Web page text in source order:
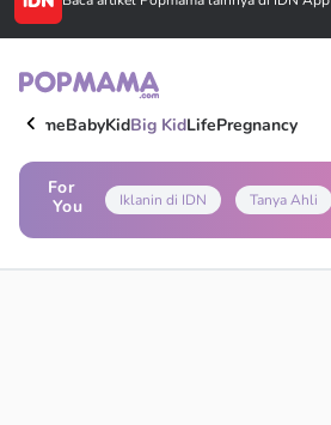
HomeBabyKidBig KidLifePregnancy
For
You
Iklanin di IDN Tanya Ahli